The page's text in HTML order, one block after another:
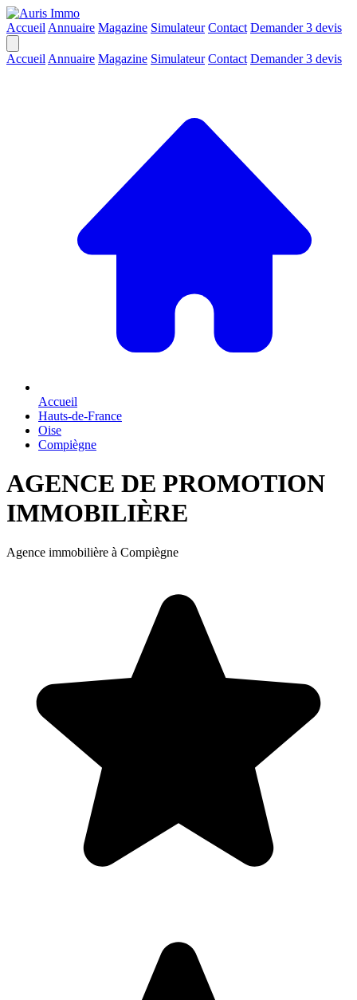
Accueil Annuaire Magazine Simulateur Contact Demander 3 devis
Accueil Annuaire Magazine Simulateur Contact Demander 3 devis
Accueil
Hauts-de-France
Oise
Compiègne
AGENCE DE PROMOTION
IMMOBILIÈRE
Agence immobilière à Compiègne